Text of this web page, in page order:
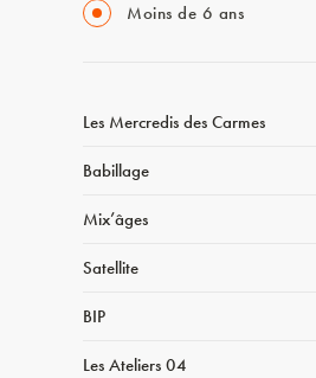
Moins de 6 ans
Les Mercredis des Carmes
Babillage
Mix’âges
Satellite
BIP
Les Ateliers 04